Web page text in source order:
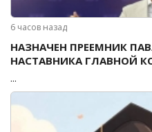
6 часов назад
НАЗНАЧЕН ПРЕЕМНИК
НАСТАВНИКА ГЛАВНОЙ
...